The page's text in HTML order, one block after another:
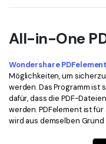
All-in-One
Wondershare
Möglichkeiten, um
werden. Das Programm
dafür, dass die PDF-
werden. PDFelement ist
wird aus demselben